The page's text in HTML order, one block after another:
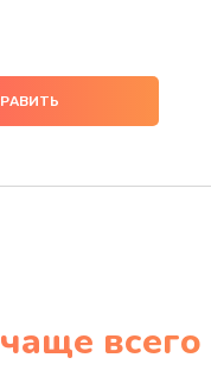
всего